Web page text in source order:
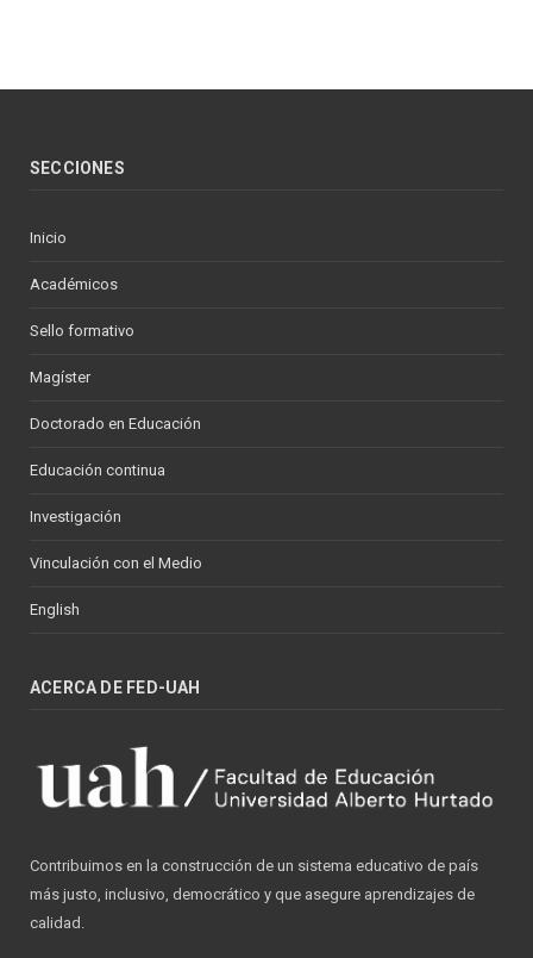
SECCIONES
Inicio
Académicos
Sello formativo
Magíster
Doctorado en Educación
Educación continua
Investigación
Vinculación con el Medio
English
ACERCA DE FED-UAH
Contribuimos en la construcción de un sistema educativo de país
más justo, inclusivo, democrático y que asegure aprendizajes de
calidad.